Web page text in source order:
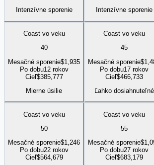
Intenzívne sporenie
Intenzívne sporenie
Coast vo veku
40
Mesačné sporenie$1,935
Po dobu12 rokov
Cieľ$385,777
Mierne úsilie
Coast vo veku
45
Mesačné sporenie$
Po dobu17 rokov
Cieľ$466,733
Ľahko dosiahnuteľné
Coast vo veku
50
Mesačné sporenie$1,246
Po dobu22 rokov
Cieľ$564,679
Coast vo veku
55
Mesačné sporenie$
Po dobu27 rokov
Cieľ$683,179